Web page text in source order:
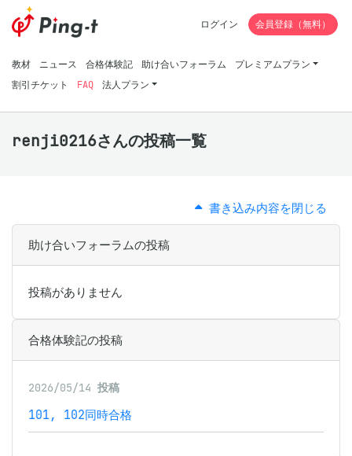
教材 ニュース 合格体験記 助け合いフォーラム
プレミアムプラン
割引チケット
FAQ 法人プラン
ログイン 会員登録（無料）
renji0216さんの投稿一覧
書き込み内容を閉じる
助け合いフォーラムの投稿
投稿がありません
合格体験記の投稿
2026/05/14 投稿
101, 102同時合格